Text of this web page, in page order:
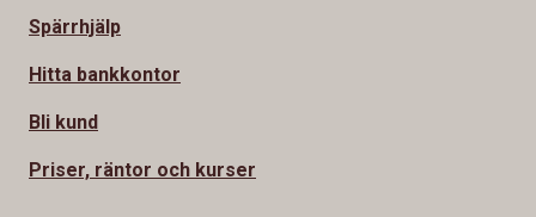
Spärrhjälp
Hitta bankkontor
Bli kund
Priser, räntor och kurser